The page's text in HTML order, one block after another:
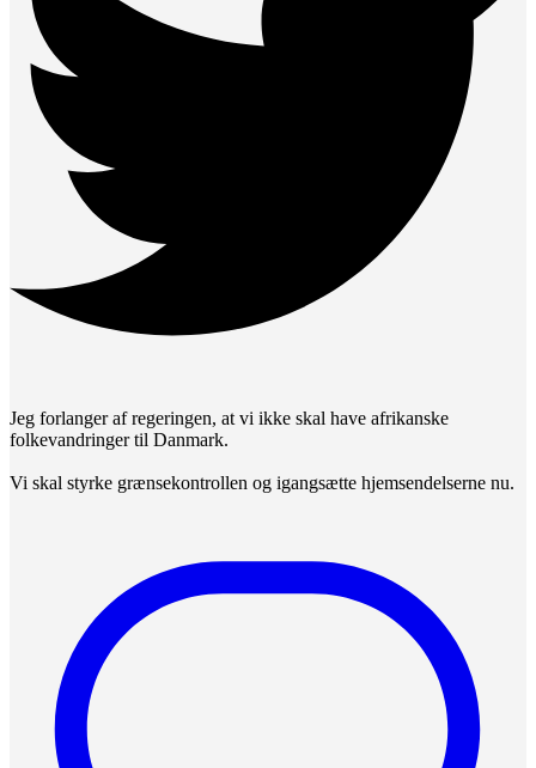
Jeg forlanger af regeringen, at vi ikke skal have afrikanske
folkevandringer til Danmark.
Vi skal styrke grænsekontrollen og igangsætte hjemsendelserne nu.